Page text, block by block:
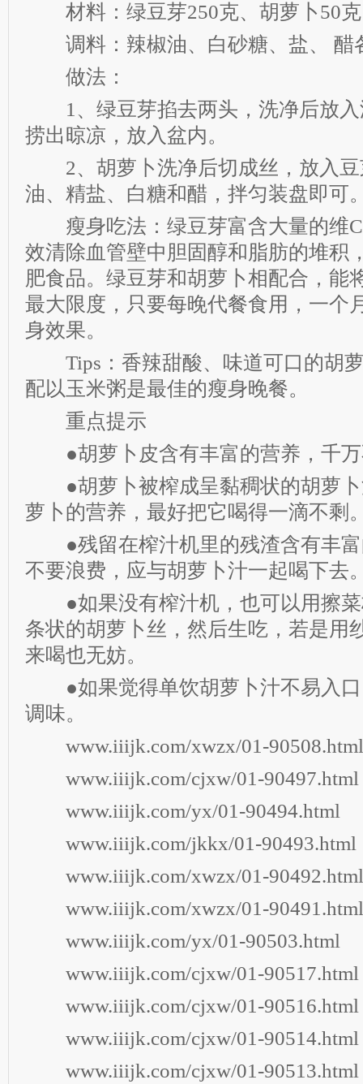
材料：绿豆芽250克、胡萝卜50
调料：辣椒油、白砂糖、盐、 醋
做法：
1、绿豆芽掐去两头，洗净后放入
捞出晾凉，放入盆内。
2、胡萝卜洗净后切成丝，放入豆
油、精盐、白糖和醋，拌匀装盘即可
瘦身吃法：绿豆芽富含大量的维C
效清除血管壁中胆固醇和脂肪的堆积
肥食品。绿豆芽和胡萝卜相配合，能
最大限度，只要每晚代餐食用，一个
身效果。
Tips：香辣甜酸、味道可口的胡
配以玉米粥是最佳的瘦身晚餐。
重点提示
●胡萝卜皮含有丰富的营养，千万
●胡萝卜被榨成呈黏稠状的胡萝卜
萝卜的营养，最好把它喝得一滴不剩
●残留在榨汁机里的残渣含有丰富
不要浪费，应与胡萝卜汁一起喝下去
●如果没有榨汁机，也可以用擦菜
条状的胡萝卜丝，然后生吃，若是用
来喝也无妨。
●如果觉得单饮胡萝卜汁不易入口
调味。
www.iiijk.com/xwzx/01-90508.html
www.iiijk.com/cjxw/01-90497.html
www.iiijk.com/yx/01-90494.html
www.iiijk.com/jkkx/01-90493.html
www.iiijk.com/xwzx/01-90492.html
www.iiijk.com/xwzx/01-90491.html
www.iiijk.com/yx/01-90503.html
www.iiijk.com/cjxw/01-90517.html
www.iiijk.com/cjxw/01-90516.html
www.iiijk.com/cjxw/01-90514.html
www.iiijk.com/cjxw/01-90513.html